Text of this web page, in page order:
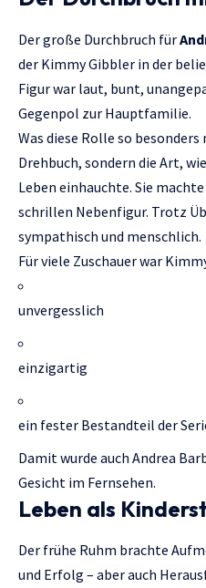
Der große Durchbruch für
der Kimmy Gibbler in der
Figur war laut, bunt,
Gegenpol zur Hauptfamilie.
Was diese Rolle so
Drehbuch, sondern die Art,
Leben einhauchte. Sie
schrillen Nebenfigur. Trotz
sympathisch und menschlich.
Für viele Zuschauer war
unvergesslich
einzigartig
ein fester Bestandteil der
Damit wurde auch Andrea
Gesicht im Fernsehen.
Leben als
Der frühe Ruhm brachte
und Erfolg – aber auch